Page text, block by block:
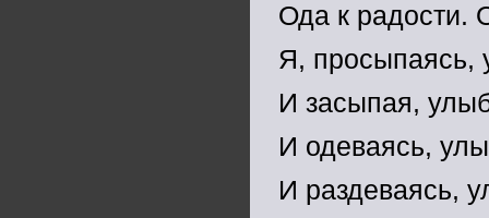
Ода к радости.
Я, просыпаясь,
И засыпая,
И одеваясь,
И раздеваясь,